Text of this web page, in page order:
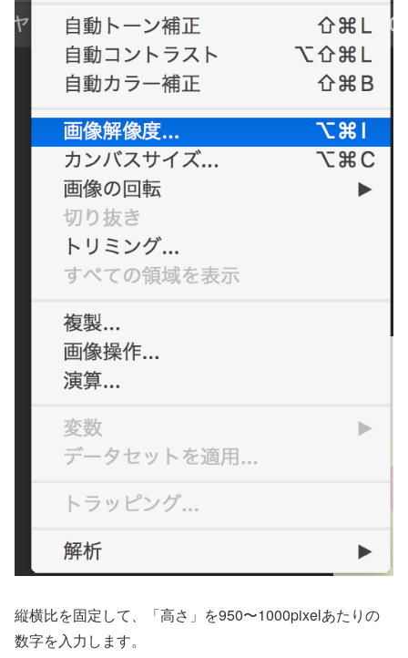
縦横比を固定して、「高さ」を950〜1000pixelあたりの
数字を入力します。